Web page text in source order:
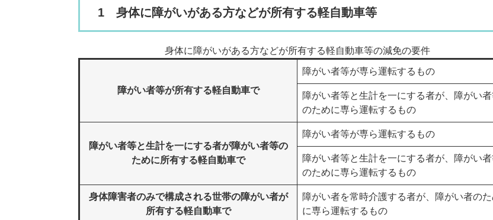
1 身体に障がいがある方などが所有する軽自動車等
身体に障がいがある方などが所有する軽自動車等の減免の要件
障がい者等が所有する軽自動車で
障がい者等が専ら運転するもの
障がい者等と生計を一にする者が、障がい
のために専ら運転するもの
障がい者等と生計を一にする者が障がい者等の
ために所有する軽自動車で
障がい者等が専ら運転するもの
障がい者等と生計を一にする者が、障がい
のために専ら運転するもの
身体障害者のみで構成される世帯の障がい者が
所有する軽自動車で
障がい者を常時介護する者が、障がい者のた
に専ら運転するもの